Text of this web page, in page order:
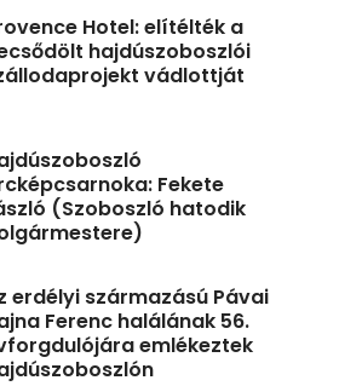
Hotel: elítélték a
hajdúszoboszlói
vádlottját
Fekete
(Szoboszló hatodik
erdélyi származású Pávai
Ferenc halálának 56.
emlékeztek